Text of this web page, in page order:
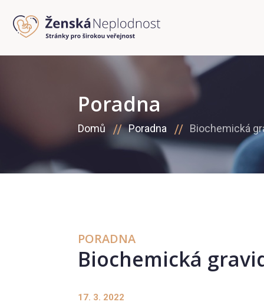
Poradna
Domů Poradna Biochemická
PORADNA
Biochemická
17. 3. 2022